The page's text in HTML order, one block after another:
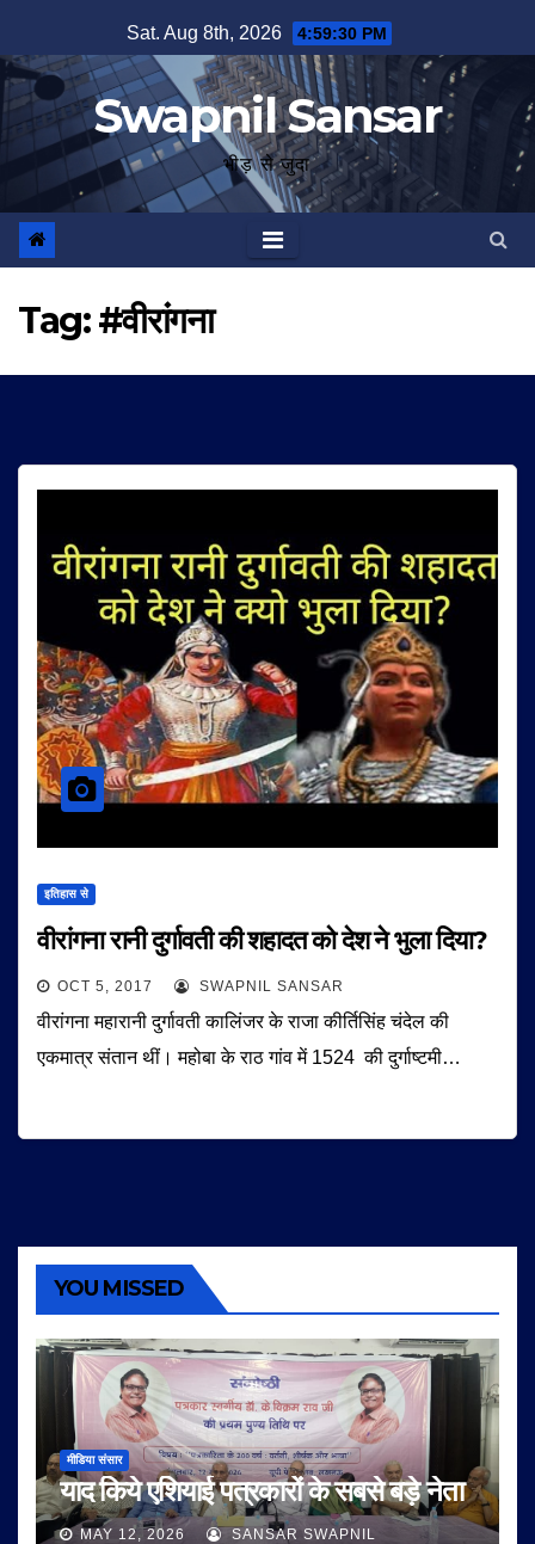
to
content
Sat. Aug 8th, 2026 4:59:31 PM
Swapnil Sansar
भीड़ से जुदा
Tag:#वीरांगना
इतिहास से
वीरांगना रानी दुर्गावती की शहादत को देश ने भुला दिया?
OCT 5, 2017 SWAPNIL SANSAR
वीरांगना महारानी दुर्गावती कालिंजर के राजा कीर्तिसिंह चंदेल की
एकमात्र संतान थीं। महोबा के राठ गांव में 1524 की दुर्गाष्टमी…
YOU MISSED
मीडिया संसार
याद किये एशियाई पत्रकारों के सबसे बड़े नेता
MAY 12, 2026 SANSAR SWAPNIL